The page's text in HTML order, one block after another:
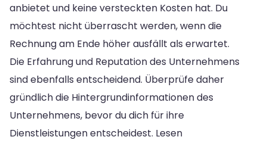
anbietet und keine versteckten Kosten hat. Du
möchtest nicht überrascht werden, wenn die
Rechnung am Ende höher ausfällt als erwartet.
Die Erfahrung und Reputation des Unternehmens
sind ebenfalls entscheidend. Überprüfe daher
gründlich die Hintergrundinformationen des
Unternehmens, bevor du dich für ihre
Dienstleistungen entscheidest. Lesen